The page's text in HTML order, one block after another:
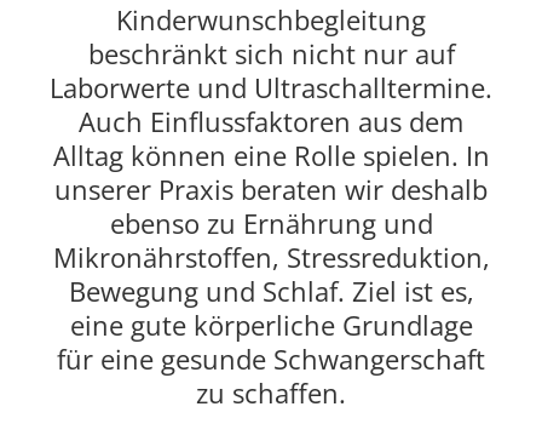
Kinderwunschbegleitung
beschränkt sich nicht nur auf
Laborwerte und Ultraschalltermine.
Auch Einflussfaktoren aus dem
Alltag können eine Rolle spielen. In
unserer Praxis beraten wir deshalb
ebenso zu Ernährung und
Mikronährstoffen, Stressreduktion,
Bewegung und Schlaf. Ziel ist es,
eine gute körperliche Grundlage
für eine gesunde Schwangerschaft
zu schaffen.